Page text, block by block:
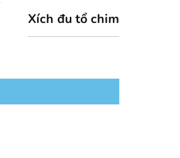
Xích đu tổ chim